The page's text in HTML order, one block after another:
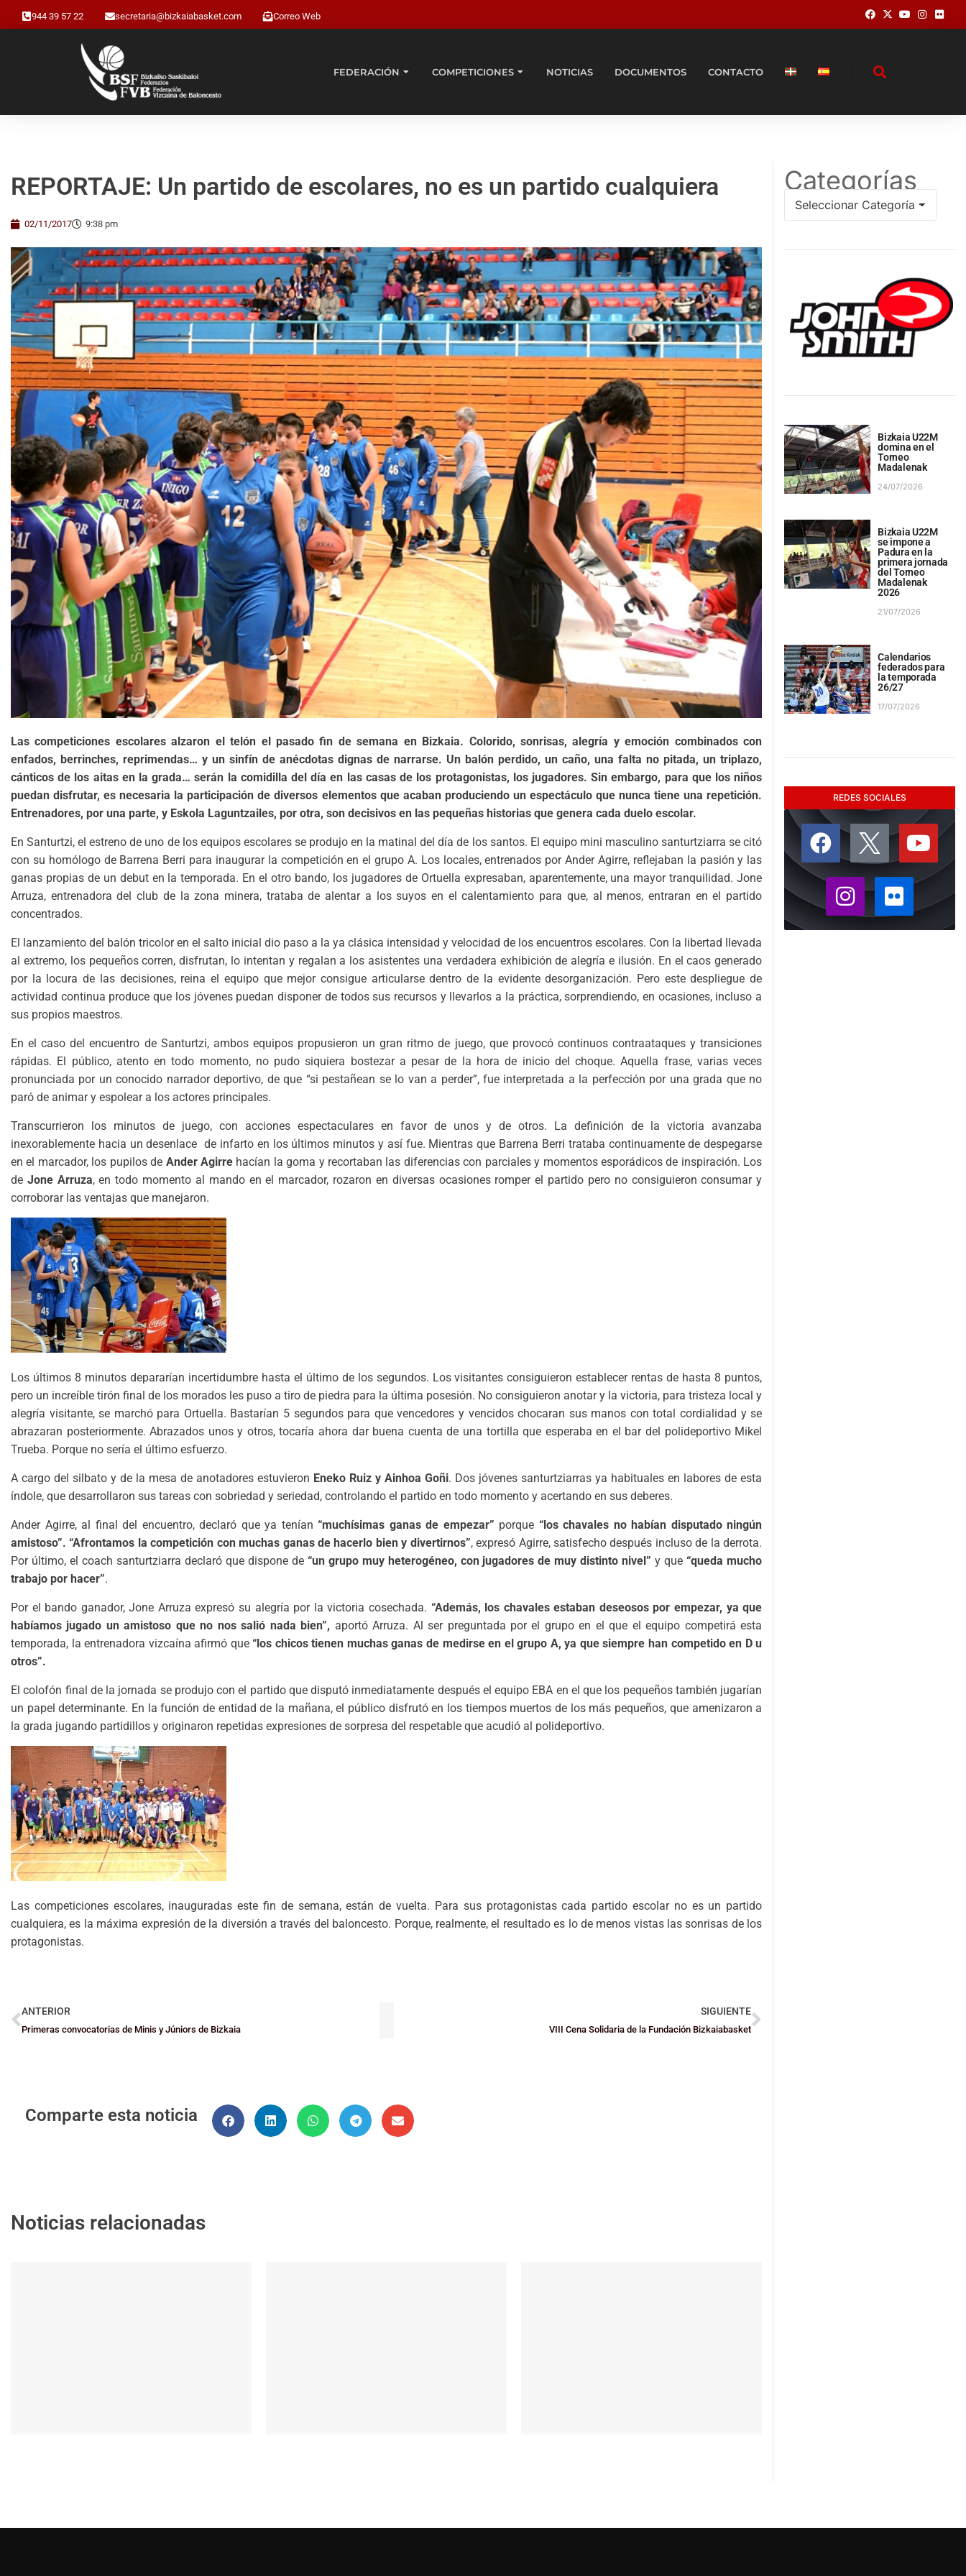
944 39 57 22 secretaria@bizkaiabasket.com Correo Web
FEDERACIÓN COMPETICIONES NOTICIAS DOCUMENTOS CONTACTO
REPORTAJE: Un partido de escolares, no es un partido cualquiera
02/11/2017 9:38 pm
Las competiciones escolares alzaron el telón el pasado fin de semana en Bizkaia. Colorido, sonrisas, alegría y emoción combinados con
enfados, berrinches, reprimendas… y un sinfín de anécdotas dignas de narrarse. Un balón perdido, un caño, una falta no pitada, un triplazo,
cánticos de los aitas en la grada… serán la comidilla del día en las casas de los protagonistas, los jugadores. Sin embargo, para que los niños
puedan disfrutar, es necesaria la participación de diversos elementos que acaban produciendo un espectáculo que nunca tiene una repetición.
Entrenadores, por una parte, y Eskola Laguntzailes, por otra, son decisivos en las pequeñas historias que genera cada duelo escolar.
En Santurtzi, el estreno de uno de los equipos escolares se produjo en la matinal del día de los santos. El equipo mini masculino santurtziarra se citó
con su homólogo de Barrena Berri para inaugurar la competición en el grupo A. Los locales, entrenados por Ander Agirre, reflejaban la pasión y las
ganas propias de un debut en la temporada. En el otro bando, los jugadores de Ortuella expresaban, aparentemente, una mayor tranquilidad. Jone
Arruza, entrenadora del club de la zona minera, trataba de alentar a los suyos en el calentamiento para que, al menos, entraran en el partido
concentrados.
El lanzamiento del balón tricolor en el salto inicial dio paso a la ya clásica intensidad y velocidad de los encuentros escolares. Con la libertad llevada
al extremo, los pequeños corren, disfrutan, lo intentan y regalan a los asistentes una verdadera exhibición de alegría e ilusión. En el caos generado
por la locura de las decisiones, reina el equipo que mejor consigue articularse dentro de la evidente desorganización. Pero este despliegue de
actividad continua produce que los jóvenes puedan disponer de todos sus recursos y llevarlos a la práctica, sorprendiendo, en ocasiones, incluso a
sus propios maestros.
En el caso del encuentro de Santurtzi, ambos equipos propusieron un gran ritmo de juego, que provocó continuos contraataques y transiciones
rápidas. El público, atento en todo momento, no pudo siquiera bostezar a pesar de la hora de inicio del choque. Aquella frase, varias veces
pronunciada por un conocido narrador deportivo, de que “si pestañean se lo van a perder”, fue interpretada a la perfección por una grada que no
paró de animar y espolear a los actores principales.
Transcurrieron los minutos de juego, con acciones espectaculares en favor de unos y de otros. La definición de la victoria avanzaba
inexorablemente hacia un desenlace de infarto en los últimos minutos y así fue. Mientras que Barrena Berri trataba continuamente de despegarse
en el marcador, los pupilos de Ander Agirrehacían la goma y recortaban las diferencias con parciales y momentos esporádicos de inspiración. Los
de Jone Arruza, en todo momento al mando en el marcador, rozaron en diversas ocasiones romper el partido pero no consiguieron consumar y
corroborar las ventajas que manejaron.
Los últimos 8 minutos depararían incertidumbre hasta el último de los segundos. Los visitantes consiguieron establecer rentas de hasta 8 puntos,
pero un increíble tirón final de los morados les puso a tiro de piedra para la última posesión. No consiguieron anotar y la victoria, para tristeza local y
alegría visitante, se marchó para Ortuella. Bastarían 5 segundos para que vencedores y vencidos chocaran sus manos con total cordialidad y se
abrazaran posteriormente. Abrazados unos y otros, tocaría ahora dar buena cuenta de una tortilla que esperaba en el bar del polideportivo Mikel
Trueba. Porque no sería el último esfuerzo.
A cargo del silbato y de la mesa de anotadores estuvieron Eneko Ruiz y Ainhoa Goñi. Dos jóvenes santurtziarras ya habituales en labores de esta
índole, que desarrollaron sus tareas con sobriedad y seriedad, controlando el partido en todo momento y acertando en sus deberes.
Ander Agirre, al final del encuentro, declaró que ya tenían“muchísimas ganas de empezar” porque “los chavales no habían disputado ningún
amistoso”. “Afrontamos la competición con muchas ganas de hacerlo bien y divertirnos”, expresó Agirre, satisfecho después incluso de la derrota.
Por último, el coach santurtziarra declaró que dispone de “un grupo muy heterogéneo, con jugadores de muy distinto nivel” y que“queda mucho
trabajo por hacer”.
Por el bando ganador, Jone Arruza expresó su alegría por la victoria cosechada. “Además, los chavales estaban deseosos por empezar, ya que
habíamos jugado un amistoso que no nos salió nada bien”, aportó Arruza. Al ser preguntada por el grupo en el que el equipo competirá esta
temporada, la entrenadora vizcaína afirmó que“los chicos tienen muchas ganas de medirse en el grupo A, ya que siempre han competido en D u
otros”.
El colofón final de la jornada se produjo con el partido que disputó inmediatamente después el equipo EBA en el que los pequeños también jugarían
un papel determinante. En la función de entidad de la mañana, el público disfrutó en los tiempos muertos de los más pequeños, que amenizaron a
la grada jugando partidillos y originaron repetidas expresiones de sorpresa del respetable que acudió al polideportivo.
Las competiciones escolares, inauguradas este fin de semana, están de vuelta. Para sus protagonistas cada partido escolar no es un partido
cualquiera, es la máxima expresión de la diversión a través del baloncesto. Porque, realmente, el resultado es lo de menos vistas las sonrisas de los
protagonistas.
ANTERIOR
Primeras convocatorias de Minis y Júniors de Bizkaia
SIGUIENTE
VIII Cena Solidaria de la Fundación Bizkaiabasket
Comparte esta noticia
Noticias relacionadas
Categorías
Bizkaia U22M
domina en el
Torneo
Madalenak
24/07/2026
Bizkaia U22M
se impone a
Padura en la
primera jornada
del Torneo
Madalenak
2026
21/07/2026
Calendarios
federados para
la temporada
26/27
17/07/2026
REDES SOCIALES